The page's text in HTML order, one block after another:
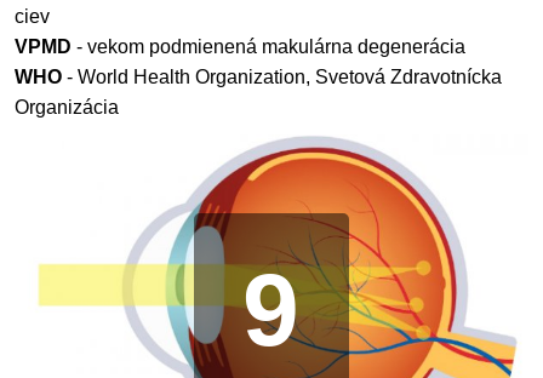
ciev
VPMD - vekom podmienená makulárna degenerácia
WHO - World Health Organization, Svetová Zdravotnícka
Organizácia
9